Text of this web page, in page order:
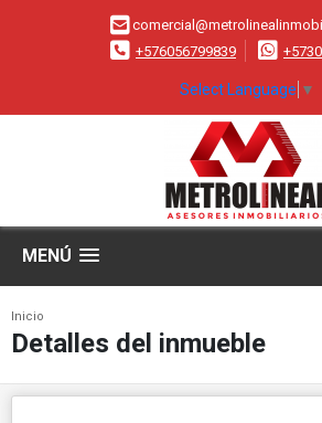
+576056799839
Select Language ▼
MENÚ
Inicio
Detalles del inmueble